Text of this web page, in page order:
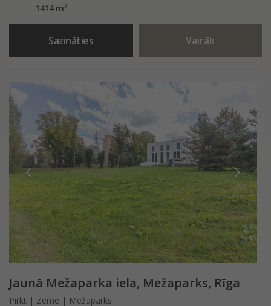
1414 m2
Sazināties Vairāk
Jaunā Mežaparka iela, Mežaparks, Rīga
Pirkt | Zeme | Mežaparks